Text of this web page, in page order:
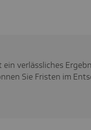
verlässliches
Sie Fristen im